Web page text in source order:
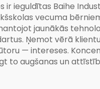
ir ieguldītas Baihe
vecuma
jaunākās
Ņemot vērā
— intereses.
to augšanas un